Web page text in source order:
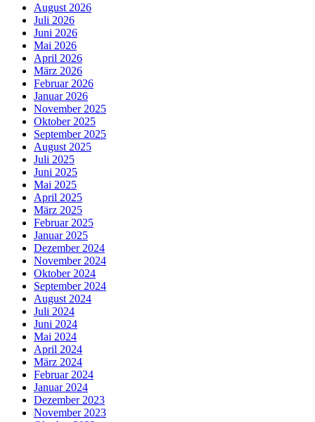
August 2026
Juli 2026
Juni 2026
Mai 2026
April 2026
März 2026
Februar 2026
Januar 2026
November 2025
Oktober 2025
September 2025
August 2025
Juli 2025
Juni 2025
Mai 2025
April 2025
März 2025
Februar 2025
Januar 2025
Dezember 2024
November 2024
Oktober 2024
September 2024
August 2024
Juli 2024
Juni 2024
Mai 2024
April 2024
März 2024
Februar 2024
Januar 2024
Dezember 2023
November 2023